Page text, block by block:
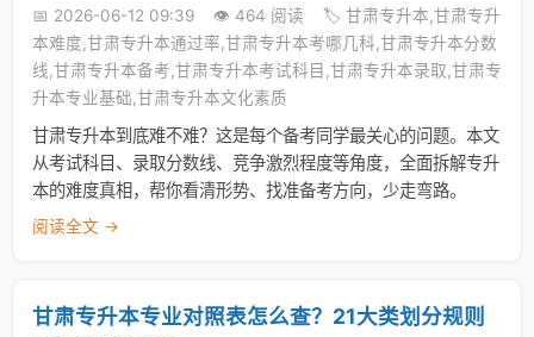
📅 2026-06-12 09:39 👁️ 464 阅读
🏷️ 甘肃专升本,甘肃专升
本难度,甘肃专升本通过率,甘肃专升本考哪几科,甘肃专升本分数
线,甘肃专升本备考,甘肃专升本考试科目,甘肃专升本录取,甘肃专
升本专业基础,甘肃专升本文化素质
甘肃专升本到底难不难？这是每个备考同学最关心的问题。本文
从考试科目、录取分数线、竞争激烈程度等角度，全面拆解专升
本的难度真相，帮你看清形势、找准备考方向，少走弯路。
阅读全文 →
甘肃专升本专业对照表怎么查？21大类划分规则